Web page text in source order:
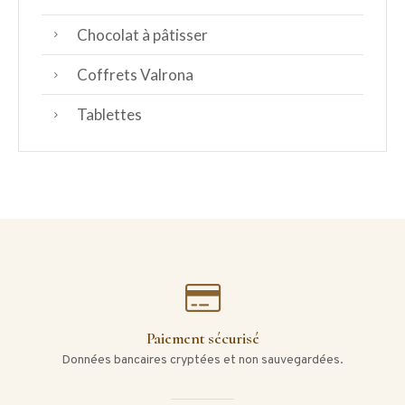
Chocolat à pâtisser
Coffrets Valrona
Tablettes
Paiement sécurisé
Données bancaires cryptées et non sauvegardées.